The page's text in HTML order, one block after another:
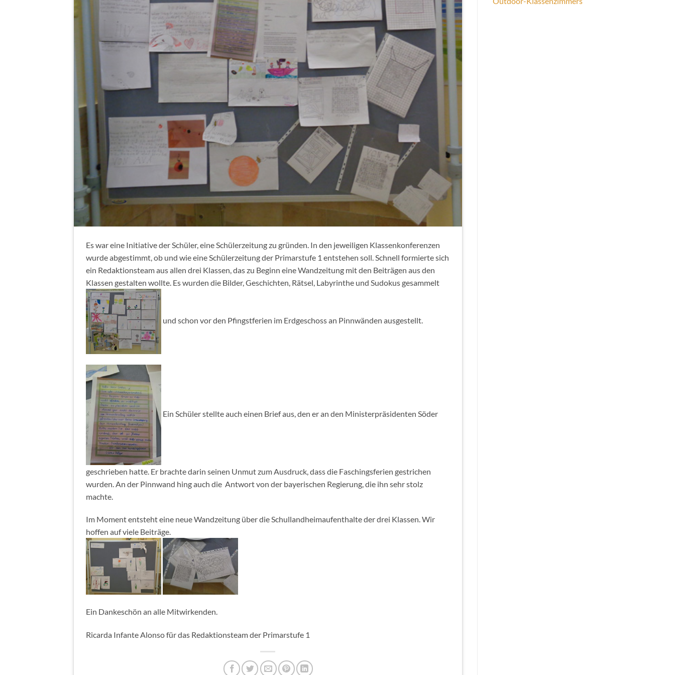
Es war eine Initiative der Schüler, eine Schülerzeitung zu gründen. In den jeweiligen Klassenkonferenzen
wurde abgestimmt, ob und wie eine Schülerzeitung der Primarstufe 1 entstehen soll. Schnell formierte sich
ein Redaktionsteam aus allen drei Klassen, das zu Beginn eine Wandzeitung mit den Beiträgen aus den
Klassen gestalten wollte. Es wurden die Bilder, Geschichten, Rätsel, Labyrinthe und Sudokus gesammelt
und schon vor den Pfingstferien im Erdgeschoss an Pinnwänden ausgestellt.
Ein Schüler stellte auch einen Brief aus, den er an den Ministerpräsidenten Söder
geschrieben hatte. Er brachte darin seinen Unmut zum Ausdruck, dass die Faschingsferien gestrichen
wurden. An der Pinnwand hing auch die Antwort von der bayerischen Regierung, die ihn sehr stolz
machte.
Im Moment entsteht eine neue Wandzeitung über die Schullandheimaufenthalte der drei Klassen. Wir
hoffen auf viele Beiträge.
Ein Dankeschön an alle Mitwirkenden.
Ricarda Infante Alonso für das Redaktionsteam der Primarstufe 1